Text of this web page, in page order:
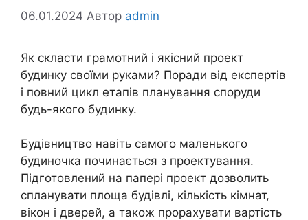
06.01.2024 Автор admin
Як скласти грамотний і якісний проект
будинку своїми руками? Поради від експертів
і повний цикл етапів планування споруди
будь-якого будинку.
Будівництво навіть самого маленького
будиночка починається з проектування.
Підготовлений на папері проект дозволить
спланувати площа будівлі, кількість кімнат,
вікон і дверей, а також прорахувати вартість